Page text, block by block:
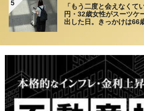
5
「もう二度と会えなく
円・32歳女性がスーツケ
出した日。きっかけは66